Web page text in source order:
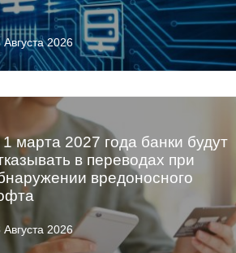
Августа 2026
Августа 2026
марта 2027 года банки будут
в переводах при
вредоносного